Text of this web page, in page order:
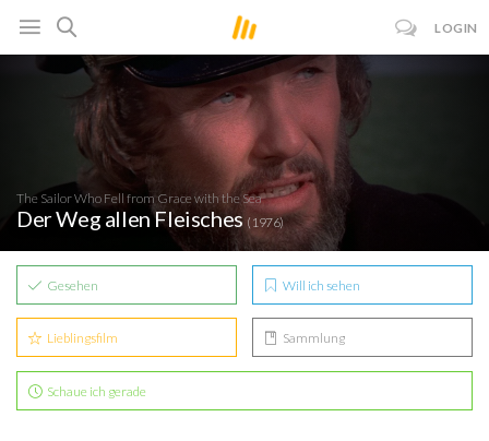
LOGIN
The Sailor Who Fell from Grace with the Sea
Der Weg allen Fleisches (1976)
Gesehen Will ich sehen
Lieblingsfilm Sammlung
Schaue ich gerade